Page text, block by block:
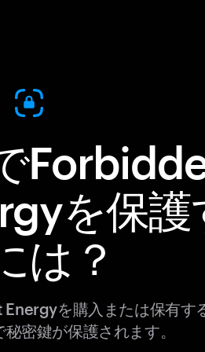
を保護
は？
を購入または保有す
密鍵が保護されます。